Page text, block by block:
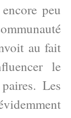
peu
au fait
le
Les